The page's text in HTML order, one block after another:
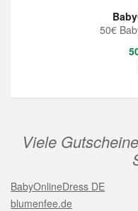
50€
Viele
BabyOnlineDress DE
blumenfee.de